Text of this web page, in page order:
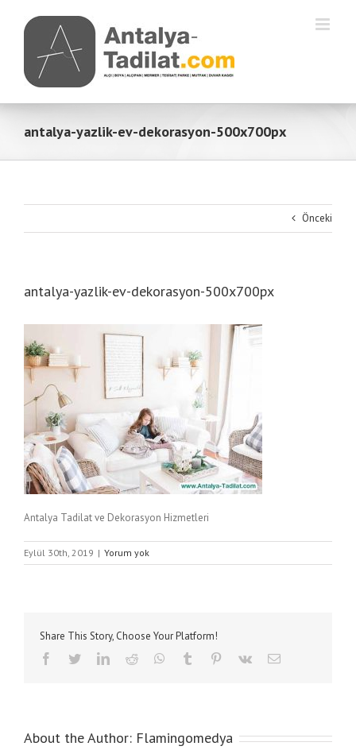
antalya-yazlik-ev-dekorasyon-500x700px
Önceki
antalya-yazlik-ev-dekorasyon-500x700px
Antalya Tadilat ve Dekorasyon Hizmetleri
Eylül 30th, 2019 | Yorum yok
Share This Story, Choose Your Platform!
facebooktwitterlinkedinreddit whatsapp
tumblr pinterest
vk
E-
About the Author: Flamingomedya